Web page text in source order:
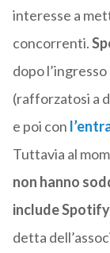
interesse a
concorrenti.
dopo
(rafforzatosi a
e poi con
Tuttavia al
non hanno
include
detta